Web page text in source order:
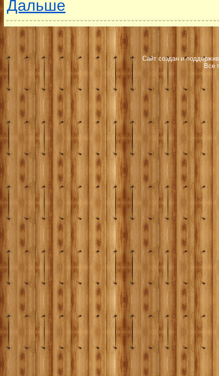
Дальше
Сайт создан и
Все